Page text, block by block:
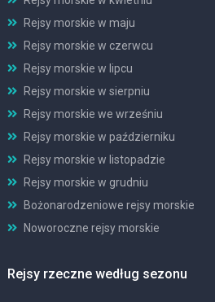
Rejsy morskie w maju
Rejsy morskie w czerwcu
Rejsy morskie w lipcu
Rejsy morskie w sierpniu
Rejsy morskie we wrześniu
Rejsy morskie w październiku
Rejsy morskie w listopadzie
Rejsy morskie w grudniu
Bożonarodzeniowe rejsy morskie
Noworoczne rejsy morskie
Rejsy rzeczne według sezonu